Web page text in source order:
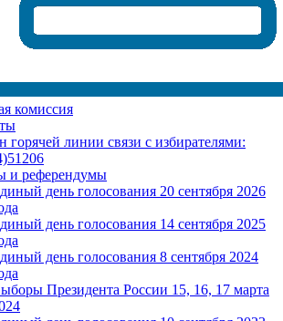
комиссия
горячей линии связи с избирателями:
и референдумы
день голосования 20 сентября 2026
день голосования 14 сентября 2025
день голосования 8 сентября 2024
Президента России 15, 16, 17 марта